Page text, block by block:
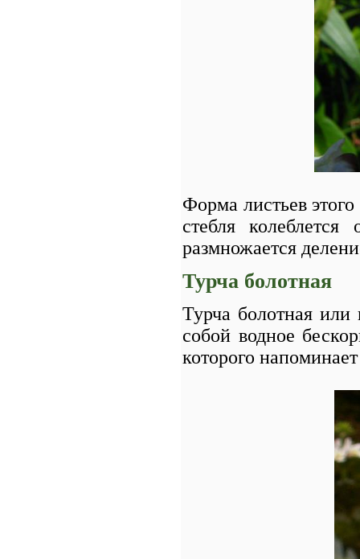
Форма листьев
стебля
размножается
Турча болотная
Турча болотная или
собой водное
которого